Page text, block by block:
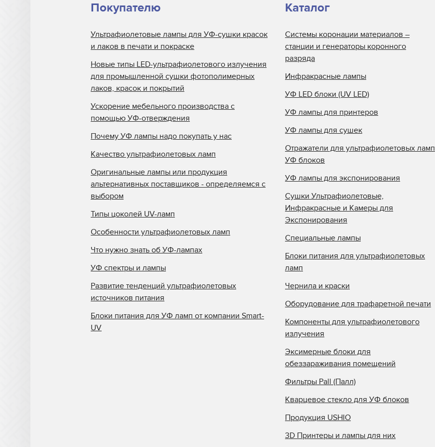
Покупателю
Ультрафиолетовые лампы для УФ-сушки красок
и лаков в печати и покраске
Новые типы LED-ультрафиолетового излучения
для промышленной сушки фотополимерных
лаков, красок и покрытий
Ускорение мебельного производства с
помощью УФ-отверждения
Почему УФ лампы надо покупать у нас
Качество ультрафиолетовых ламп
Оригинальные лампы или продукция
альтернативных поставщиков - определяемся с
выбором
Типы цоколей UV-ламп
Особенности ультрафиолетовых ламп
Что нужно знать об УФ-лампах
УФ спектры и лампы
Развитие тенденций ультрафиолетовых
источников питания
Блоки питания для УФ ламп от компании Smart-
UV
Каталог
Системы коронации материалов –
станции и генераторы коронного
разряда
Инфракрасные лампы
УФ LED блоки (UV LED)
УФ лампы для принтеров
УФ лампы для сушек
Отражатели для ультрафиолетовых ламп
УФ блоков
УФ лампы для экспонирования
Сушки Ультрафиолетовые,
Инфракрасные и Камеры для
Экспонирования
Специальные лампы
Блоки питания для ультрафиолетовых
ламп
Чернила и краски
Оборудование для трафаретной печати
Компоненты для ультрафиолетового
излучения
Эксимерные блоки для
обеззараживания помещений
Фильтры Pall (Палл)
Кварцевое стекло для УФ блоков
Продукция USHIO
3D Принтеры и лампы для них